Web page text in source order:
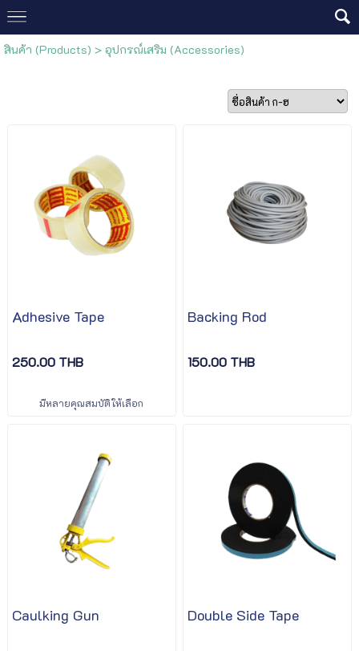
สินค้า (Products) > อุปกรณ์เสริม (Accessories)
Adhesive Tape
250.00 THB
มีหลายคุณสมบัติให้เลือก
Backing Rod
150.00 THB
Caulking Gun Double Side Tape